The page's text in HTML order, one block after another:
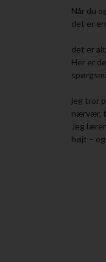
Når du
det er
det er
Her er
jeg tror
nærvær,
Jeg
højt – og